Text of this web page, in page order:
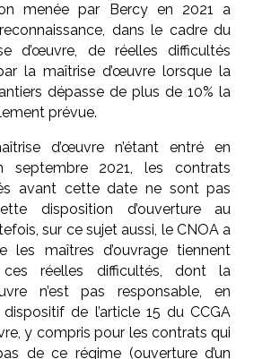
menée par Bercy en 2021 a
dans le cadre du
d’œuvre, de réelles difficultés
la maîtrise d’œuvre lorsque la
dépasse de plus de 10% la
prévue.
d’œuvre n’étant entré en
septembre 2021, les contrats
avant cette date ne sont pas
disposition d’ouverture au
sur ce sujet aussi, le CNOA a
les maîtres d’ouvrage tiennent
réelles difficultés, dont la
n’est pas responsable, en
de l’article 15 du CCGA
y compris pour les contrats qui
de ce régime (ouverture d’un